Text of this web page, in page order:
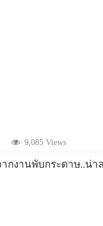
9,085 Views
กงานพับกระดาษ..น่า